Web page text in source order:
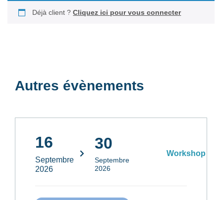
Déjà client ?Cliquez ici pour vous connecter
Autres évènements
16
Septembre
2026
30
Septembre
2026
Workshop